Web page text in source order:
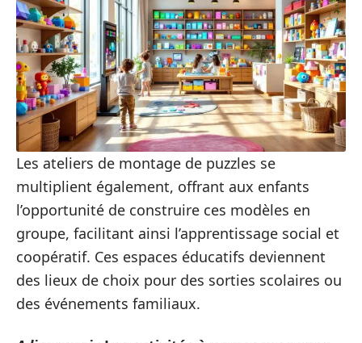
Les ateliers de montage de puzzles se
multiplient également, offrant aux enfants
l’opportunité de construire ces modèles en
groupe, facilitant ainsi l’apprentissage social et
coopératif. Ces espaces éducatifs deviennent
des lieux de choix pour des sorties scolaires ou
des événements familiaux.